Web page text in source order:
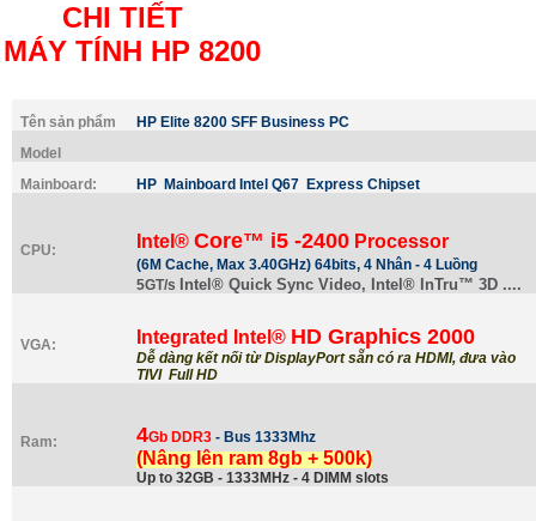
CHI TIẾT
MÁY TÍNH HP 8200
Tên sản phẩm
HP Elite 8200 SFF Business PC
Model
Mainboard:
HP Mainboard Intel Q67 Express Chipset
CPU: Intel®Core™ i5 -2400 Processor
(6M Cache, Max 3.40GHz) 64bits, 4 Nhân - 4 Luồng
5GT/s
Intel® Quick Sync Video, Intel® InTru™ 3D ....
VGA: Integrated Intel® HD Graphics 2000
Dễ dàng kết nối từ DisplayPort sẵn có ra HDMI, đưa vào
TIVI Full HD
Ram: 4Gb DDR3 - Bus 1333Mhz
(Nâng lên ram 8gb + 500k)
Up to 32GB - 1333MHz - 4 DIMM slots